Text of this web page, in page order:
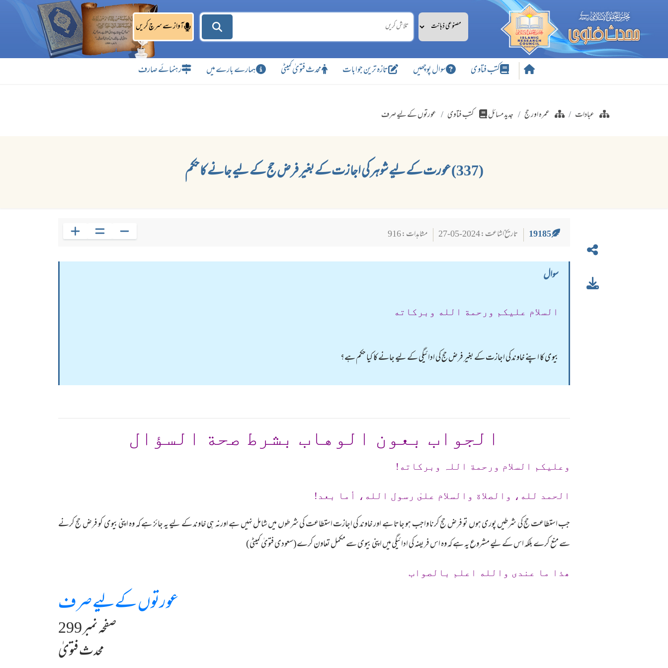
آواز سے سرچ کریں
کتب فتاوی سوال پوچھیں تازہ ترین جوابات محدث فتویٰ کمیٹی ہمارے بارے میں رہنمائے صارف
عبادات عمرہ اور حج جدید مسائل کتب فتاوی عورتوں کے لیے صرف
(337) عورت کے لیے شوہر کی اجازت کے بغیر فرض حج کے لیے جانے کا حکم
19185 تاریخ اشاعت : 2024-05-27 مشاہدات : 916
سوال
السلام عليكم ورحمة الله وبركاته
بیوی کا اپنے خاوند کی اجازت کے بغیر فرض حج کی ادائیگی کے لیے جانے کا کیا حکم ہے؟
الجواب بعون الوهاب بشرط صحة السؤال
وعلیکم السلام ورحمة اللہ وبرکاته!
الحمد لله، والصلاة والسلام علىٰ رسول الله، أما بعد!
جب استطاعت حج کی شرطیں پوری ہوں تو فرض حج کرنا واجب ہو جاتا ہے اور خاوند کی اجازت استطاعت کی شرطوں میں شامل نہیں ہے اورنہ ہی خاوند کے لیے یہ جائز ہے کہ وہ اپنی بیوی کو فرض حج کرنے
سے منع کرے بلکہ اس کے لیے مشروع یہ ہے کہ وہ اس فریضہ کی ادائیگی میں اپنی بیوی سے مکمل تعاون کرے(سعودی فتویٰ کمیٹی)
ھذا ما عندی والله اعلم بالصواب
عورتوں کےلیے صرف
صفحہ نمبر 299
محدث فتویٰ